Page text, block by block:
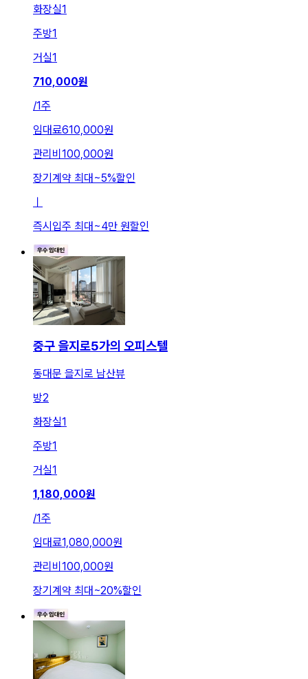
화장실1
주방1
거실1
710,000원
/1주
임대료610,000원
관리비 100,000원
장기계약 최대 ~5%할인
즉시입주 최대 ~4만 원할인
중구 을지로5가의 오피스텔
동대문 을지로 남산뷰
방2
화장실1
주방1
거실1
1,180,000원
/1주
임대료1,080,000원
관리비 100,000원
장기계약 최대~20%할인